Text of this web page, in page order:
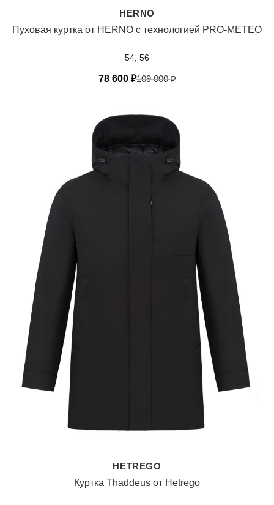
HERNO
Пуховая куртка от HERNO с технологией PRO-METEO
54, 56
78 600 ₽109 000₽
HETREGO
Куртка Thaddeus от Hetrego